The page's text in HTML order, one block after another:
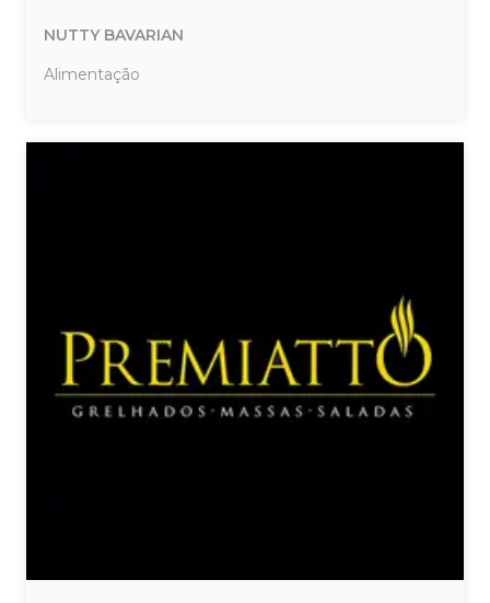
NUTTY BAVARIAN
Alimentação